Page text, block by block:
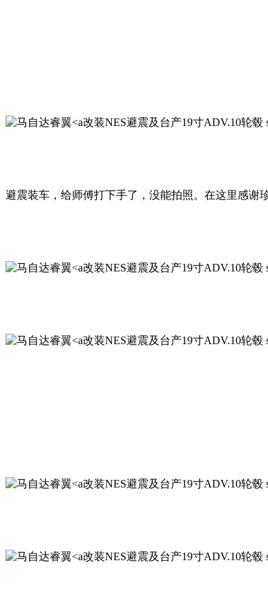
改装NES避震及台产19寸ADV.10轮毂
避震装车，给师傅打下手了，没能拍照。在这里感谢
改装NES避震及台产19寸ADV.10轮毂
改装NES避震及台产19寸ADV.10轮毂
改装NES避震及台产19寸ADV.10轮毂
改装NES避震及台产19寸ADV.10轮毂